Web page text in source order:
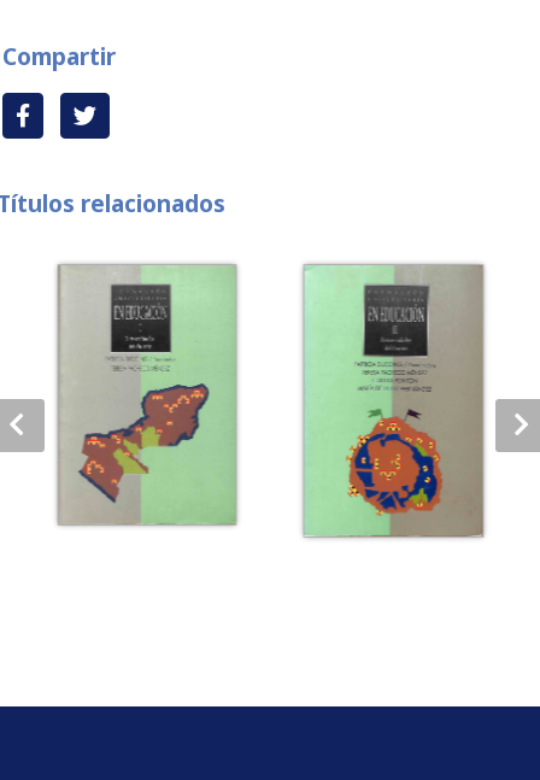
Compartir
relacionados